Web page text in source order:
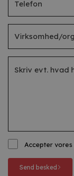
Accepter vores
Send besked